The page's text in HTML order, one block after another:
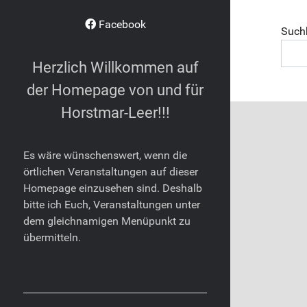
Facebook
Herzlich Willkommen auf
der Homepage von und für
Horstmar-Leer!!!
Es wäre wünschenswert, wenn die
örtlichen Veranstaltungen auf dieser
Homepage einzusehen sind. Deshalb
bitte ich Euch, Veranstaltungen unter
dem gleichnamigen Menüpunkt zu
übermitteln.